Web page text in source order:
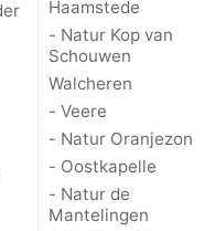
Haamstede
- Natur Kop van
Schouwen
Walcheren
- Veere
- Natur Oranjezon
- Oostkapelle
- Natur de
Mantelingen